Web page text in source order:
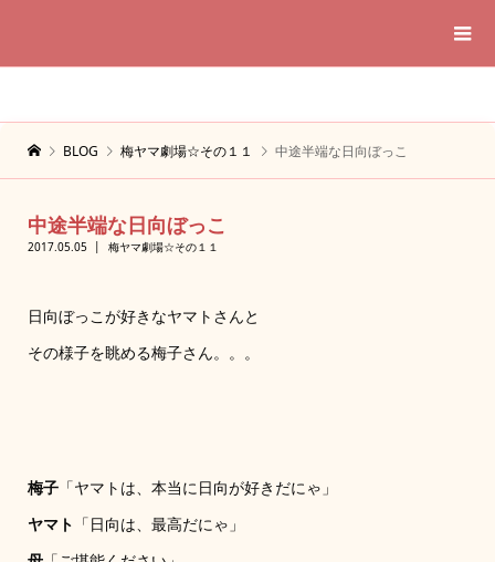
BLOG 梅ヤマ劇場☆その１１ 中途半端な日向ぼっこ
中途半端な日向ぼっこ
2017.05.05 梅ヤマ劇場☆その１１
日向ぼっこが好きなヤマトさんと
その様子を眺める梅子さん。。。
梅子「ヤマトは、本当に日向が好きだにゃ」
ヤマト 「日向は、最高だにゃ」